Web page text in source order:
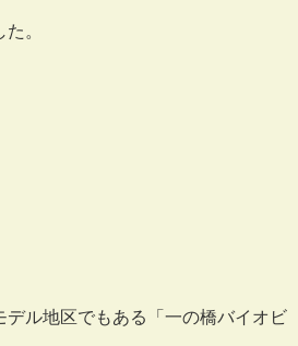
。
ル地区でもある「一の橋バイオビ